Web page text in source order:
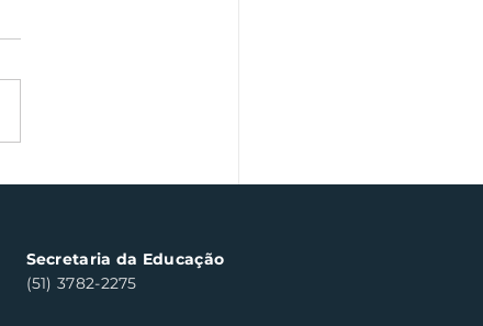
do Sul
Secretaria da Educação
(51) 3782-2275